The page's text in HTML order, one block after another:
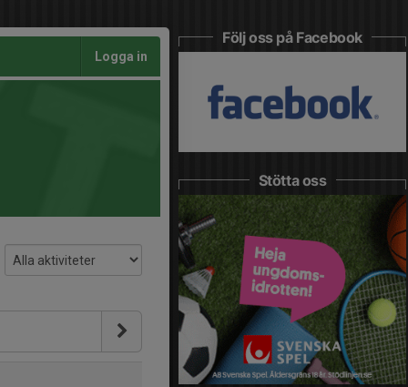
Logga in
Följ oss på Facebook
Stötta oss